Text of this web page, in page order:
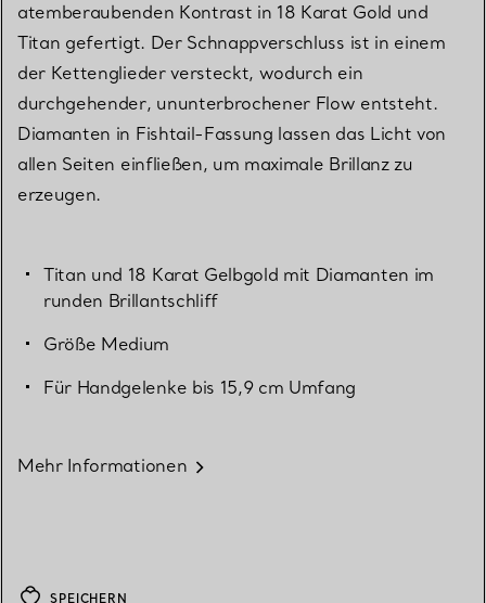
atemberaubenden Kontrast in 18 Karat Gold und
Titan gefertigt. Der Schnappverschluss ist in einem
der Kettenglieder versteckt, wodurch ein
durchgehender, ununterbrochener Flow entsteht.
Diamanten in Fishtail-Fassung lassen das Licht von
allen Seiten einfließen, um maximale Brillanz zu
erzeugen.
Titan und 18 Karat Gelbgold mit Diamanten im
runden Brillantschliff
Größe Medium
Für Handgelenke bis 15,9 cm Umfang
Mehr Informationen
SPEICHERN